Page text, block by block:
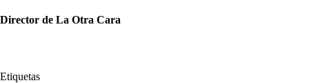
Director de La Otra Cara
Etiquetas